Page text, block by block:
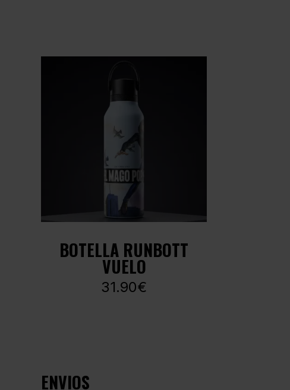
BOTELLA RUNBOTT
VUELO
31.90€
ENVIOS